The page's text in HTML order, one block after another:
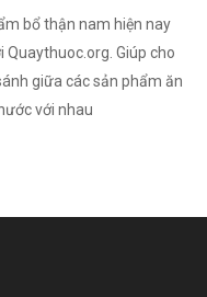
bổ thận nam hiện nay
Giúp cho
giữa các sản phẩm ăn
với nhau